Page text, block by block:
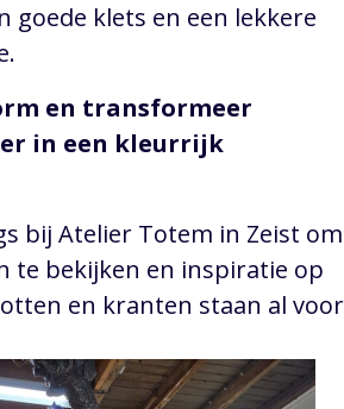
goede klets en een lekkere
en transformeer
in een kleurrijk
bij Atelier Totem in Zeist om
te bekijken en inspiratie op
en kranten staan al voor